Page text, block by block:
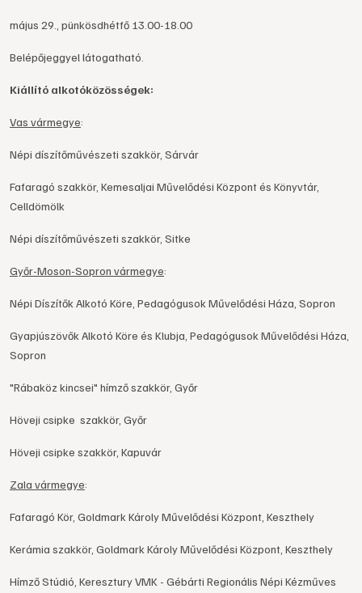
május 29., pünkösdhétfő 13.00-18.00
Belépőjeggyel látogatható.
Kiállító alkotóközösségek:
Vas vármegye:
Népi díszítőművészeti szakkör, Sárvár
Fafaragó szakkör, Kemesaljai Művelődési Központ és Könyvtár,
Celldömölk
Népi díszítőművészeti szakkör, Sitke
Győr-Moson-Sopron vármegye:
Népi Díszítők Alkotó Köre, Pedagógusok Művelődési Háza, Sopron
Gyapjúszövők Alkotó Köre és Klubja, Pedagógusok Művelődési Háza,
Sopron
"Rábaköz kincsei" hímző szakkör, Győr
Höveji csipke szakkör, Győr
Höveji csipke szakkör, Kapuvár
Zala vármegye:
Fafaragó Kör, Goldmark Károly Művelődési Központ, Keszthely
Kerámia szakkör, Goldmark Károly Művelődési Központ, Keszthely
Hímző Stúdió, Keresztury VMK - Gébárti Regionális Népi Kézműves